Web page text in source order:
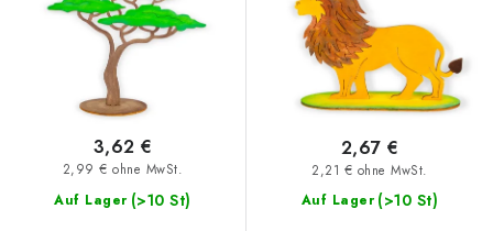
Auf Lager (>10 St)
2,99 € ohne MwSt.
3,62 €
Auf Lager (>10 St)
2,21 € ohne MwSt.
2,67 €